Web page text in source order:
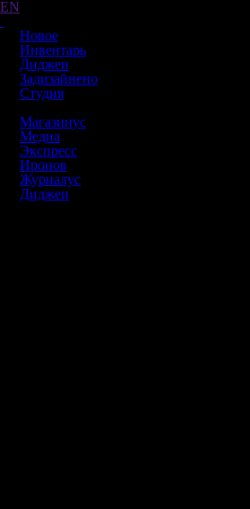
EN
Новое
Инвентарь
Диджеи
Задизайнено
Студия
Магазинус
Медиа
Экспресс
Иронов
Журналус
Диджеи